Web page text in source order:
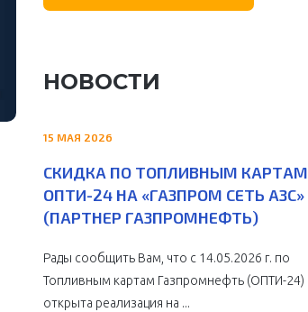
НОВОСТИ
15 МАЯ 2026
СКИДКА ПО ТОПЛИВНЫМ КАРТАМ
ОПТИ-24 НА «ГАЗПРОМ СЕТЬ АЗС»
(ПАРТНЕР ГАЗПРОМНЕФТЬ)
Рады сообщить Вам, что с 14.05.2026 г. по
Топливным картам Газпромнефть (ОПТИ-24)
открыта реализация на ...